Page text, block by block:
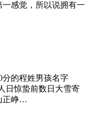
感觉，所以说拥有一
分的程姓男孩名字
日惊蛰前数日大雪寄
正峥…